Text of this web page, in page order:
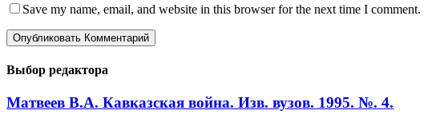
Save my name, email, and website in this browser for the next time I comment.
Выбор редактора
Матвеев В.А. Кавказская война. Изв. вузов. 1995. №. 4.